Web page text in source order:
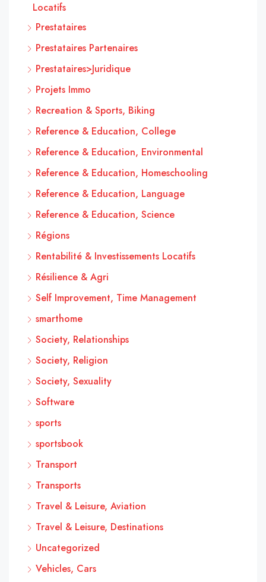
Locatifs
Prestataires
Prestataires Partenaires
Prestataires>Juridique
Projets Immo
Recreation & Sports, Biking
Reference & Education, College
Reference & Education, Environmental
Reference & Education, Homeschooling
Reference & Education, Language
Reference & Education, Science
Régions
Rentabilité & Investissements Locatifs
Résilience & Agri
Self Improvement, Time Management
smarthome
Society, Relationships
Society, Religion
Society, Sexuality
Software
sports
sportsbook
Transport
Transports
Travel & Leisure, Aviation
Travel & Leisure, Destinations
Uncategorized
Vehicles, Cars